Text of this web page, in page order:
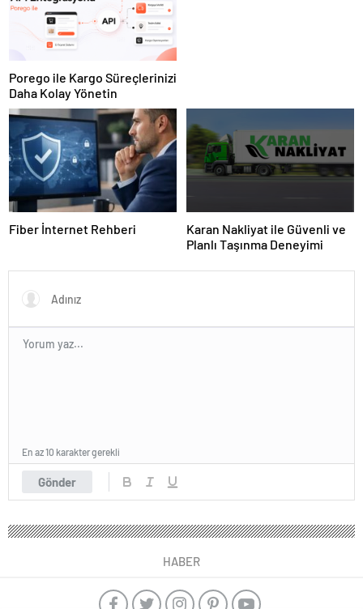
Porego ile Kargo Süreçlerinizi
Daha Kolay Yönetin
Fiber İnternet Rehberi
Karan Nakliyat ile Güvenli ve
Planlı Taşınma Deneyimi
Gönder
En az 10 karakter gerekli
HABER